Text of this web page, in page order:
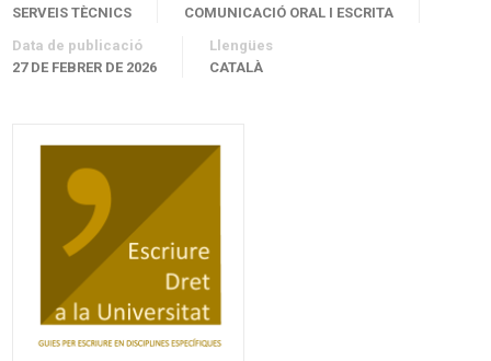
SERVEIS TÈCNICS
COMUNICACIÓ ORAL I ESCRITA
Data de publicació
27 DE FEBRER DE 2026
Llengües
CATALÀ